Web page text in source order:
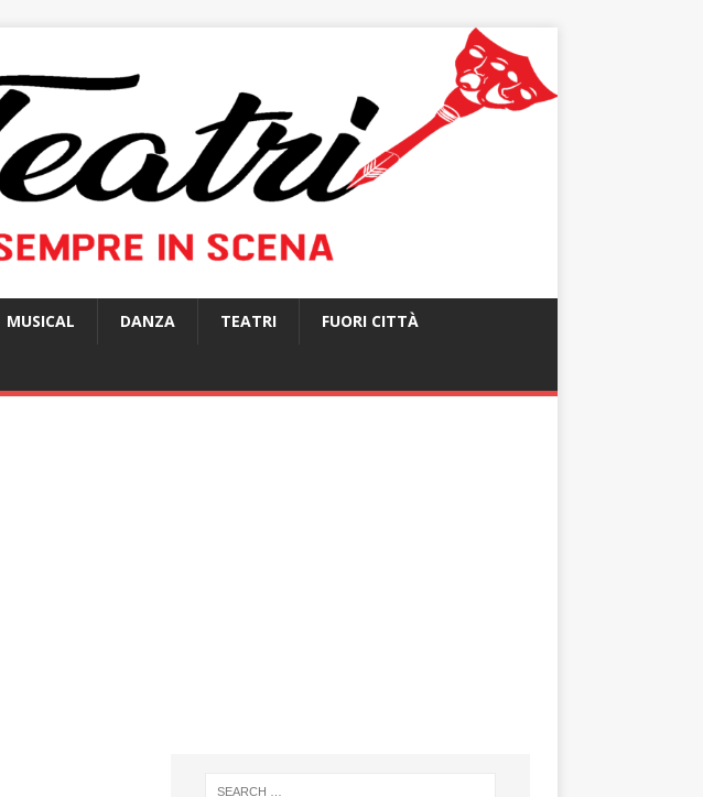
MUSICAL DANZA TEATRI FUORI CITTÀ